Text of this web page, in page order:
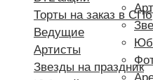
Торты на заказ в СПб
Ведущие
Артисты
Звезды на праздник